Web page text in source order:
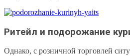
Ритейл и подорожание
Однако, с розничной торговлей